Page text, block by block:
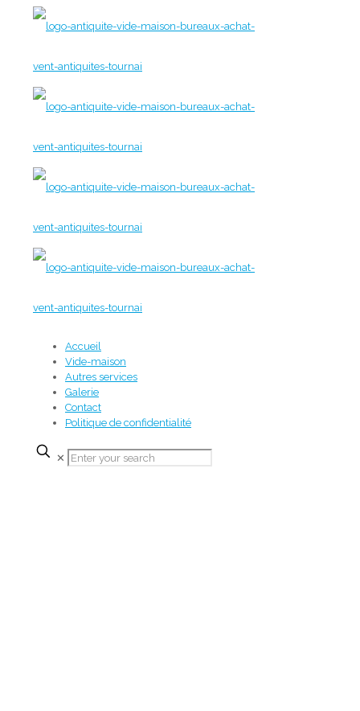
Accueil
Vide-maison
Autres services
Galerie
Contact
Politique de confidentialité
✕